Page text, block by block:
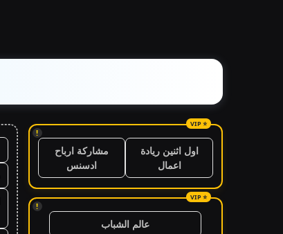
!
اول اثنين ريادة
اعمال
مشاركة ارباح
ادسنس
!
عالم الشباب